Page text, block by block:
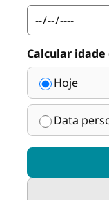
Calcular idade
Hoje
Data